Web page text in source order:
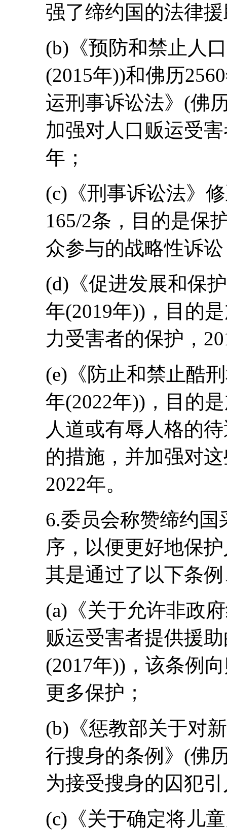
强了缔约国的法律
(b)《预防和禁止人
(2015年))和佛历
运刑事诉讼法》(佛
加强对人口贩运受
年；
(c)《刑事诉讼法》
165/2条，目的是保
众参与的战略性诉
(d)《促进发展和保
年(2019年))，目的
力受害者的保护，
(e)《防止和禁止酷
年(2022年))，目的
人道或有辱人格的
的措施，并加强对
2022年。
6.委员会称赞缔约
序，以便更好地保
其是通过了以下条
(a)《关于允许非政
贩运受害者提供援
(2017年))，该条例
更多保护；
(b)《惩教部关于对
行搜身的条例》(佛
为接受搜身的囚犯
(c)《关于确定将儿